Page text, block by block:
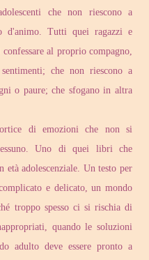
che non riescono a
d'animo. Tutti quei ragazzi e
al proprio compagno,
che non riescono a
o paure; che sfogano in altra
di emozioni che non si
Uno di quei libri che
adolescenziale. Un testo per
e delicato, un mondo
troppo spesso ci si rischia di
quando le soluzioni
adulto deve essere pronto a